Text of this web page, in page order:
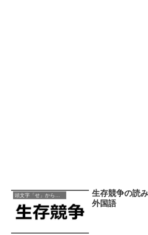
生存競争の読
外国語